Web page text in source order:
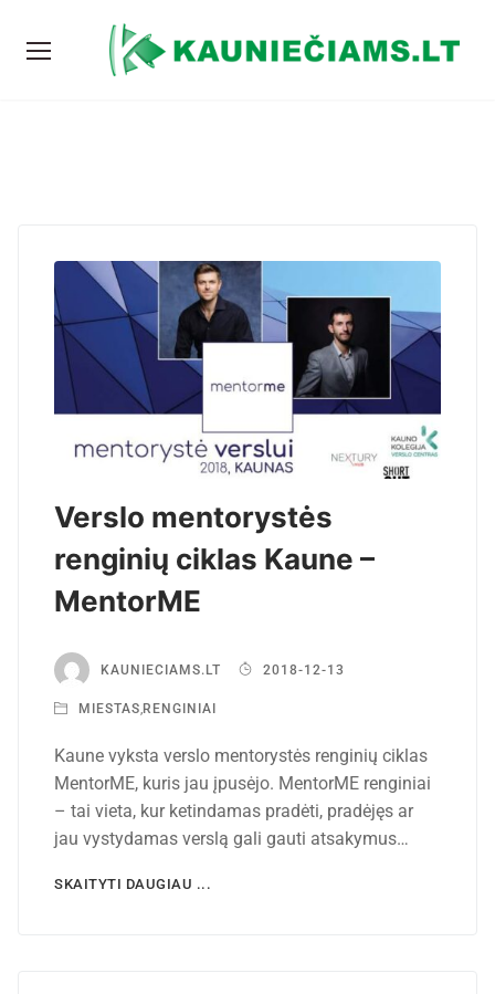
Verslo mentorystės
renginių ciklas Kaune –
MentorME
KAUNIECIAMS.LT 2018-12-13
MIESTAS RENGINIAI
Kaune vyksta verslo mentorystės renginių ciklas
MentorME, kuris jau įpusėjo. MentorME renginiai
– tai vieta, kur ketindamas pradėti, pradėjęs ar
jau vystydamas verslą gali gauti atsakymus…
SKAITYTI DAUGIAU ...